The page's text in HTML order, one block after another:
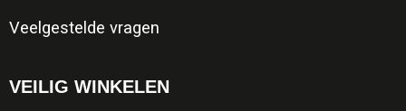
Veelgestelde vragen
VEILIG WINKELEN